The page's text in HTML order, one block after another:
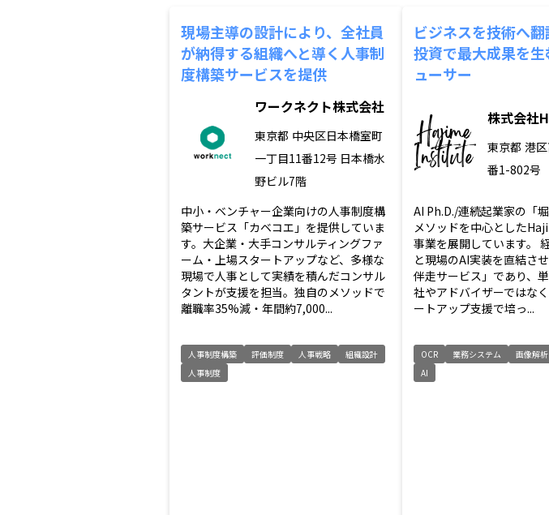
現場主導の設計により、全社員
が納得する組織へと導く人事制
度構築サービスを提供
ワークネクト株式会社
東京都 中央区日本橋室町
一丁目11番12号 日本橋水
野ビル7階
中小・ベンチャー企業向けの人事制度構
築サービス「カベコエ」を提供していま
す。大企業・大手コンサルティングファ
ーム・上場スタートアップなど、多様な
現場で人事として実績を積んだコンサル
タントが支援を担当。独自のメソッドで
離職率35%減・年間約7,000...
人事制度構築 評価制度 人事戦略
組織設計
人事制度
ビジネスを技術へ
投資で最大成果を
ューサー
株式会社
東京都 港
番1-802号
AI Ph.D./連続起業家の「
メソッドを中心とした
事業を展開しています。
と現場のAI実装を直結さ
伴走サービス」であり、
社やアドバイザーではな
ートアップ支援で培っ...
OCR 業務システム 画像解析
AI